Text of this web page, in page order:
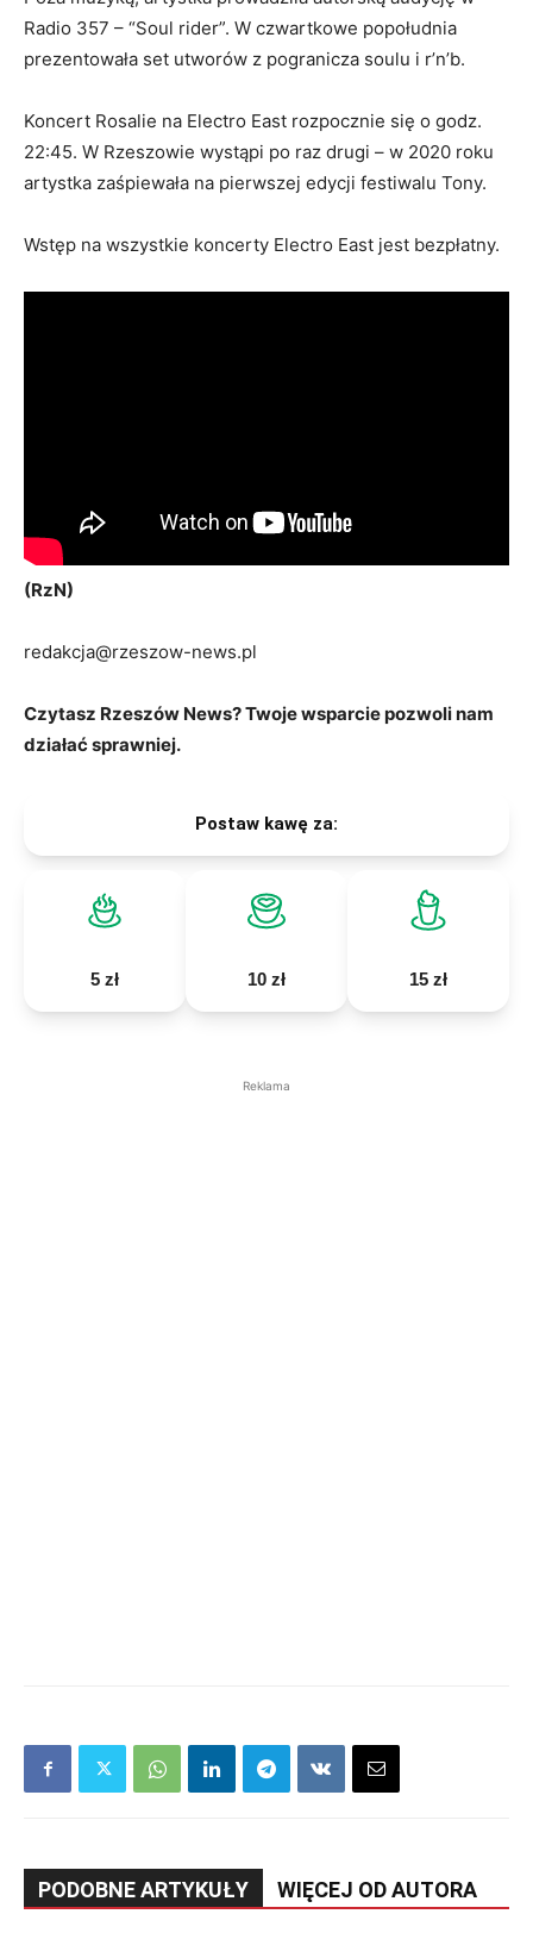
Radio 357 – “Soul rider”. W czwartkowe popołudnia
prezentowała set utworów z pogranicza soulu i r’n’b.
Koncert Rosalie na Electro East rozpocznie się o godz.
22:45. W Rzeszowie wystąpi po raz drugi – w 2020 roku
artystka zaśpiewała na pierwszej edycji festiwalu Tony.
Wstęp na wszystkie koncerty Electro East jest bezpłatny.
(RzN)
redakcja@rzeszow-news.pl
Czytasz Rzeszów News? Twoje wsparcie pozwoli nam
działać sprawniej.
Postaw kawę za:
5 zł 10 zł 15 zł
Reklama
PODOBNE ARTYKUŁY WIĘCEJ OD AUTORA